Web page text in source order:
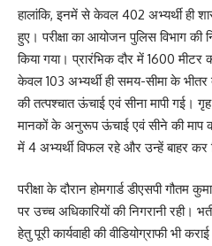
हालांकि, इनमें से केवल 402 अभ्यर्थी ही
हुए। परीक्षा का आयोजन पुलिस विभाग की
किया गया। प्रारंभिक दौर में 1600
केवल 103 अभ्यर्थी ही समय-सीमा के
की तत्पश्चात ऊंचाई एवं सीना मापी गई।
मानकों के अनुरूप ऊंचाई एवं सीने की माप
में 4 अभ्यर्थी विफल रहे और उन्हें बाहर कर
परीक्षा के दौरान होमगार्ड डीएसपी गौतम
पर उच्च अधिकारियों की निगरानी रही।
हेतु पूरी कार्यवाही की वीडियोग्राफी भी